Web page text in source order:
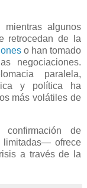
algunos
retrocedan de la
o han tomado
negociaciones.
paralela,
y política ha
más volátiles de
de
limitadas— ofrece
a través de la